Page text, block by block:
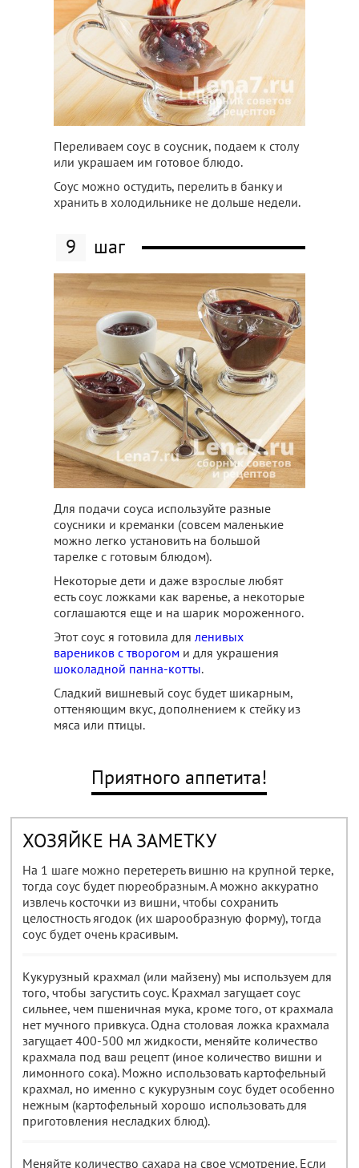
Переливаем соус в соусник, подаем к столу
или украшаем им готовое блюдо.
Соус можно остудить, перелить в банку и
хранить в холодильнике не дольше недели.
9 шаг
Для подачи соуса используйте разные
соусники и креманки (совсем маленькие
можно легко установить на большой
тарелке с готовым блюдом).
Некоторые дети и даже взрослые любят
есть соус ложками как варенье, а некоторые
соглашаются еще и на шарик мороженного.
Этот соус я готовила для ленивых
вареников с творогоми для украшения
шоколадной панна-котты.
Сладкий вишневый соус будет шикарным,
оттеняющим вкус, дополнением к стейку из
мяса или птицы.
Приятного аппетита!
ХОЗЯЙКЕ НА ЗАМЕТКУ
На 1 шаге можно перетереть вишню на крупной терке,
тогда соус будет пюреобразным. А можно аккуратно
извлечь косточки из вишни, чтобы сохранить
целостность ягодок (их шарообразную форму), тогда
соус будет очень красивым.
Кукурузный крахмал (или майзену) мы используем для
того, чтобы загустить соус. Крахмал загущает соус
сильнее, чем пшеничная мука, кроме того, от крахмала
нет мучного привкуса. Одна столовая ложка крахмала
загущает 400-500 мл жидкости, меняйте количество
крахмала под ваш рецепт (иное количество вишни и
лимонного сока). Можно использовать картофельный
крахмал, но именно с кукурузным соус будет особенно
нежным (картофельный хорошо использовать для
приготовления несладких блюд).
Меняйте количество сахара на свое усмотрение. Если